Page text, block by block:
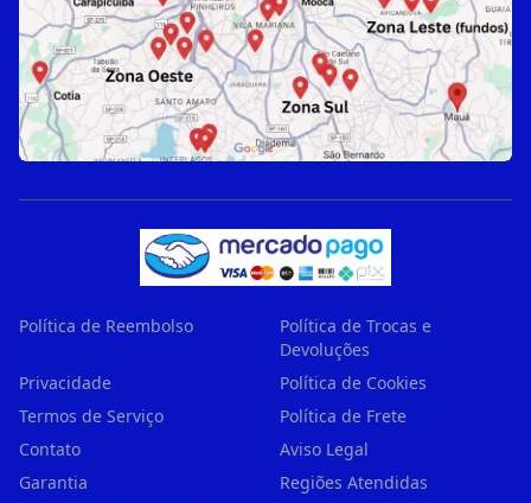
Política de Reembolso
Política de Trocas e
Devoluções
Privacidade
Política de Cookies
Termos de Serviço
Política de Frete
Contato
Aviso Legal
Garantia
Regiões Atendidas